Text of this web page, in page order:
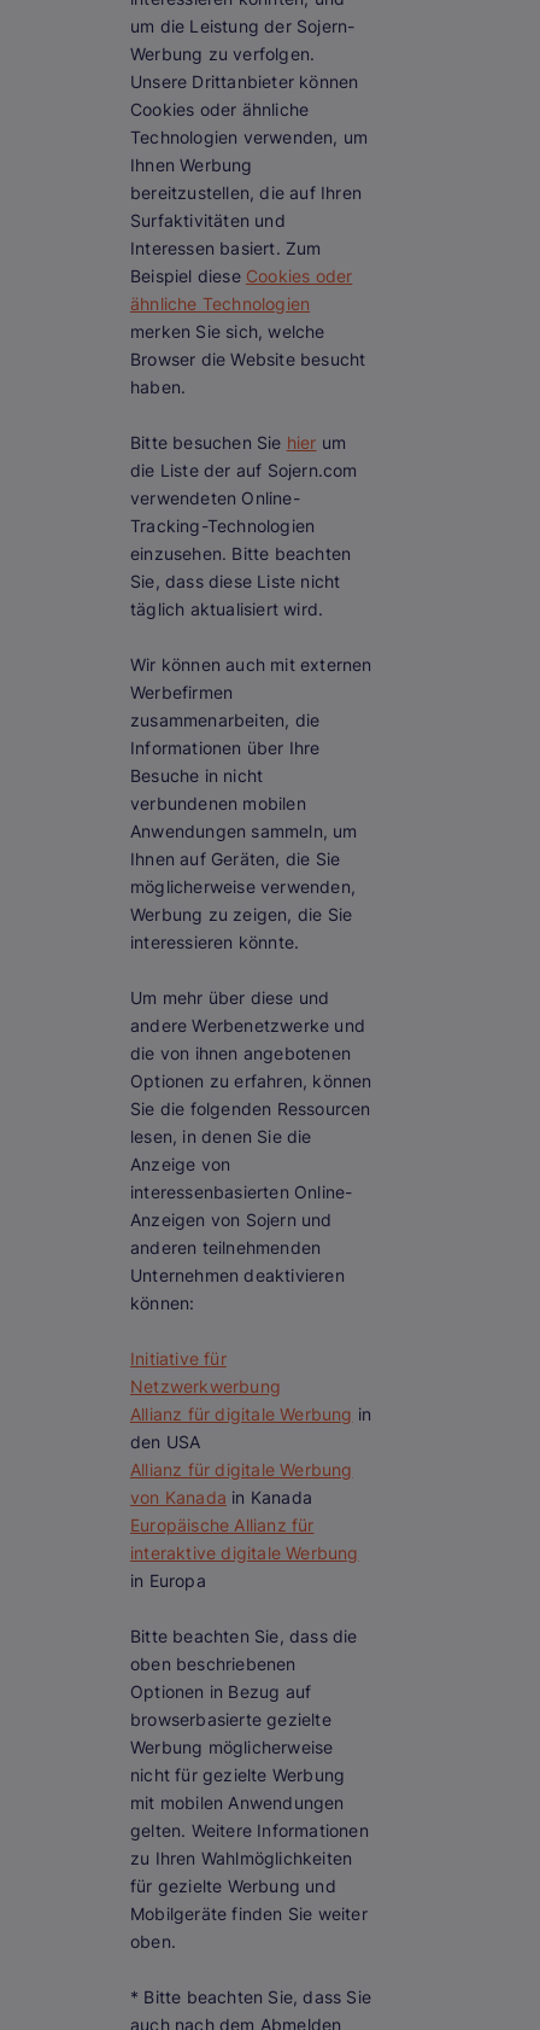
um die Leistung der Sojern-
Werbung zu verfolgen.
Unsere Drittanbieter können
Cookies oder ähnliche
Technologien verwenden, um
Ihnen Werbung
bereitzustellen, die auf Ihren
Surfaktivitäten und
Interessen basiert. Zum
Beispiel diese Cookies oder
ähnliche Technologien
merken Sie sich, welche
Browser die Website besucht
haben.
Bitte besuchen Sie hier um
die Liste der auf Sojern.com
verwendeten Online-
Tracking-Technologien
einzusehen. Bitte beachten
Sie, dass diese Liste nicht
täglich aktualisiert wird.
Wir können auch mit externen
Werbefirmen
zusammenarbeiten, die
Informationen über Ihre
Besuche in nicht
verbundenen mobilen
Anwendungen sammeln, um
Ihnen auf Geräten, die Sie
möglicherweise verwenden,
Werbung zu zeigen, die Sie
interessieren könnte.
Um mehr über diese und
andere Werbenetzwerke und
die von ihnen angebotenen
Optionen zu erfahren, können
Sie die folgenden Ressourcen
lesen, in denen Sie die
Anzeige von
interessenbasierten Online-
Anzeigen von Sojern und
anderen teilnehmenden
Unternehmen deaktivieren
können:
Initiative für
Netzwerkwerbung
Allianz für digitale Werbung in
den USA
Allianz für digitale Werbung
von Kanada in Kanada
Europäische Allianz für
interaktive digitale Werbung
in Europa
Bitte beachten Sie, dass die
oben beschriebenen
Optionen in Bezug auf
browserbasierte gezielte
Werbung möglicherweise
nicht für gezielte Werbung
mit mobilen Anwendungen
gelten. Weitere Informationen
zu Ihren Wahlmöglichkeiten
für gezielte Werbung und
Mobilgeräte finden Sie weiter
oben.
* Bitte beachten Sie, dass Sie
auch nach dem Abmelden